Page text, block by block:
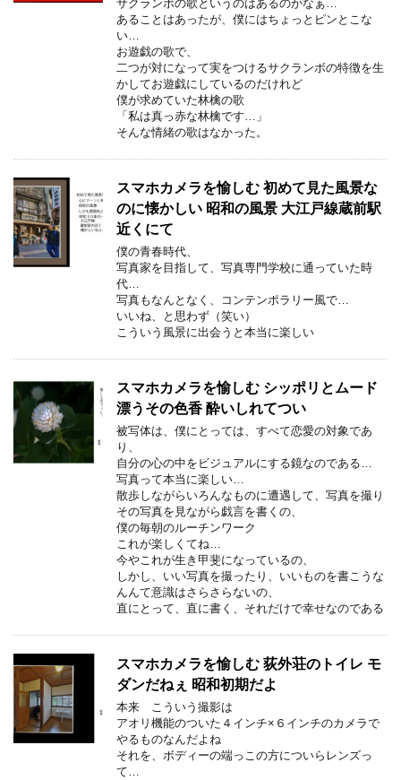
サクランボの歌というのはあるのかなぁ…
あることはあったが、僕にはちょっとピンとこな
い…
お遊戯の歌で、
二つが対になって実をつけるサクランボの特徴を生
かしてお遊戯にしているのだけれど
僕が求めていた林檎の歌
「私は真っ赤な林檎です…」
そんな情緒の歌はなかった。
スマホカメラを愉しむ 初めて見た風景な
のに懐かしい 昭和の風景 大江戸線蔵前駅
近くにて
僕の青春時代、
写真家を目指して、写真専門学校に通っていた時
代…
写真もなんとなく、コンテンポラリー風で…
いいね、と思わず（笑い）
こういう風景に出会うと本当に楽しい
スマホカメラを愉しむ シッポリとムード
漂うその色香 酔いしれてつい
被写体は、僕にとっては、すべて恋愛の対象であ
り、
自分の心の中をビジュアルにする鏡なのである…
写真って本当に楽しい…
散歩しながらいろんなものに遭遇して、写真を撮り
その写真を見ながら戯言を書くの、
僕の毎朝のルーチンワーク
これが楽しくてね…
今やこれが生き甲斐になっているの、
しかし、いい写真を撮ったり、いいものを書こうな
んんて意識はさらさらないの、
直にとって、直に書く、それだけで幸せなのである
スマホカメラを愉しむ 荻外荘のトイレ モ
ダンだねぇ 昭和初期だよ
本来 こういう撮影は
アオリ機能のついた４インチ×６インチのカメラで
やるものなんだよね
それを、ボディーの端っこの方についらレンズっ
て…